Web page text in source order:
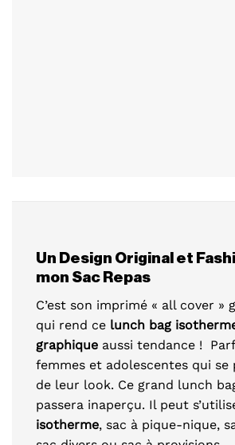
Un Design Original et
mon Sac Repas
C’est son imprimé « all cover »
qui rend ce lunch bag
graphique aussi tendance !
femmes et adolescentes qui se
de leur look. Ce grand lunch
passera inaperçu. Il peut
isotherme, sac à pique-nique,